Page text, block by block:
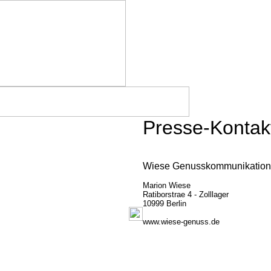
Presse-
Wiese Genusskommunikation
Marion Wiese
Ratiborstrae 4 - Zolllager
10999 Berlin
www.wiese-genuss.de